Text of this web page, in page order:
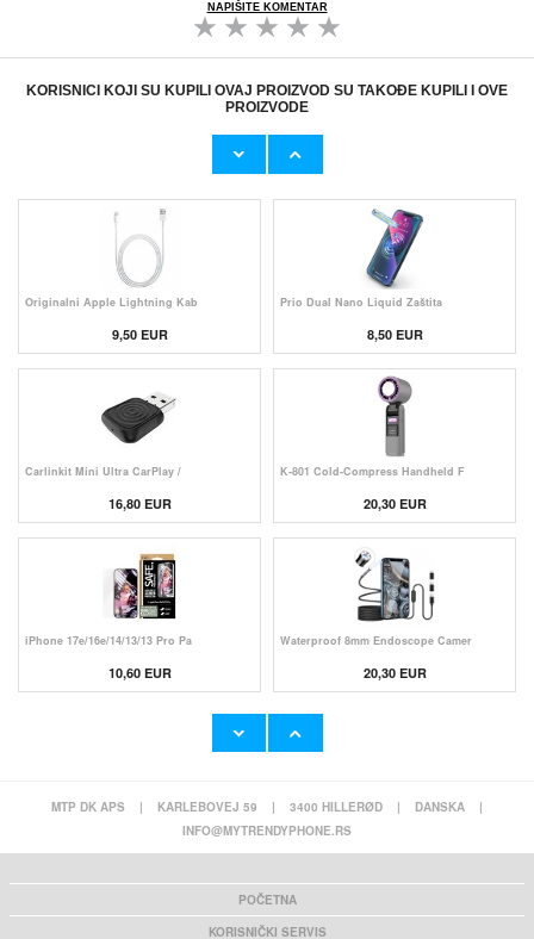
NAPIŠITE KOMENTAR
KORISNICI KOJI SU KUPILI OVAJ PROIZVOD SU TAKOĐE KUPILI I OVE
PROIZVODE
HHW 660W GaN 10-Port USB-C Cha
Originalni Apple Lightning Kab
9,50 EUR
Prio Dual Nano Liquid Zaštita
8,50 EUR
Carlinkit Mini Ultra CarPlay /
16,80 EUR
K-801 Cold-Compress Handheld F
20,30 EUR
iPhone 17e/16e/14/13/13 Pro Pa
10,60 EUR
Waterproof 8mm Endoscope Camer
20,30 EUR
G13B WiFi TV Dongle / Screen M 100W 6-Port Fast Car Charger P
MTP DK APS | KARLEBOVEJ 59 | 3400 HILLERØD | DANSKA
|
INFO@MYTRENDYPHONE.RS
POČETNA
KORISNIČKI SERVIS